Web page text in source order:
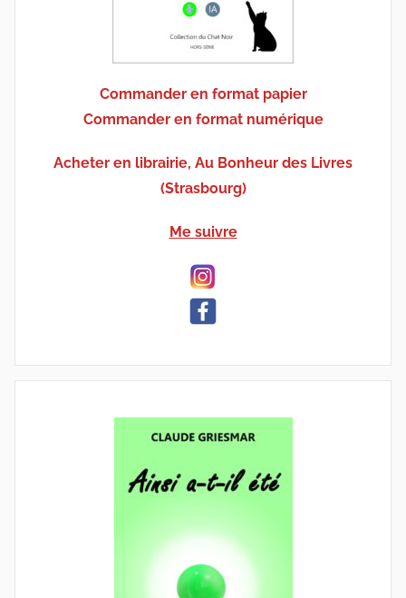
Commander en format papier
Commander en format numérique
Acheter en librairie, Au Bonheur des Livres
(Strasbourg)
Me suivre